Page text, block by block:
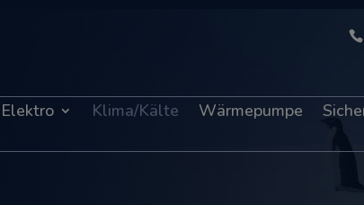
Elektro Klima/Kälte Wärmepumpe